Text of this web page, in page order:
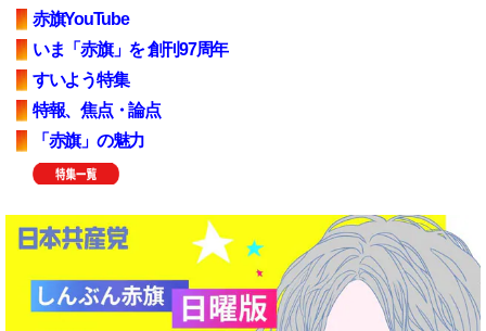
赤旗YouTube
いま「赤旗」を 創刊97周年
すいよう特集
特報、焦点・論点
「赤旗」の魅力